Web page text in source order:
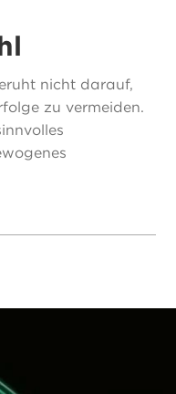
nicht darauf,
zu vermeiden.